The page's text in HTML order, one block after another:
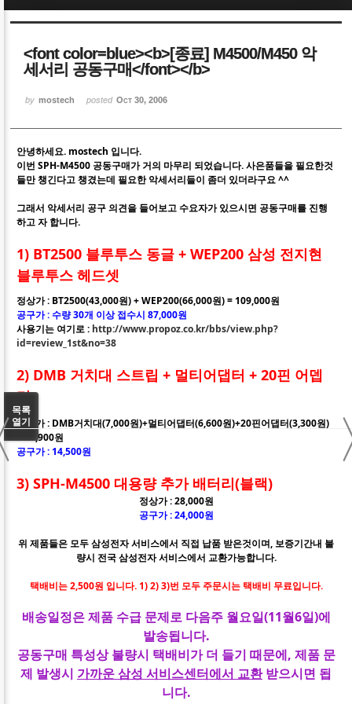
<font color=blue><b>[종료] M4500/M450 악
세서리 공동구매</font></b>
by mostech posted Oct 30, 2006
안녕하세요. mostech 입니다.
이번 SPH-M4500 공동구매가 거의 마무리 되었습니다. 사은품들을 필요한것
들만 챙긴다고 챙겼는데 필요한 악세서리들이 좀더 있더라구요 ^^
그래서 악세서리 공구 의견을 들어보고 수요자가 있으시면 공동구매를 진행
하고 자 합니다.
1) BT2500 블루투스 동글 + WEP200 삼성 전지현
블루투스 헤드셋
정상가 : BT2500(43,000원) + WEP200(66,000원) = 109,000원
공구가 : 수량 30개 이상 접수시 87,000원
사용기는 여기로 : http://www.propoz.co.kr/bbs/view.php?
id=review_1st&no=38
2) DMB 거치대 스트립 + 멀티어댑터 + 20핀 어뎁
터
정상가 : DMB거치대(7,000원)+멀티어댑터(6,600원)+20핀어댑터(3,300원)
= 16,900원
공구가 : 14,500원
3) SPH-M4500 대용량 추가 배터리(블랙)
정상가 : 28,000원
공구가 : 24,000원
위 제품들은 모두 삼성전자 서비스에서 직접 납품 받은것이며, 보증기간내 불
량시 전국 삼성전자 서비스에서 교환가능합니다.
택배비는 2,500원 입니다. 1) 2) 3)번 모두 주문시는 택배비 무료입니다.
배송일정은 제품 수급 문제로 다음주 월요일(11월6일)에
발송됩니다.
공동구매 특성상 불량시 택배비가 더 들기 때문에, 제품 문
제 발생시 가까운 삼성 서비스센터에서 교환받으시면 됩
니다.
목록
열기
Sketchbook5, 스케치북5
Sketchbook5, 스케치북5
Sketchbook5, 스케치북5
Sketchbook5, 스케치북5